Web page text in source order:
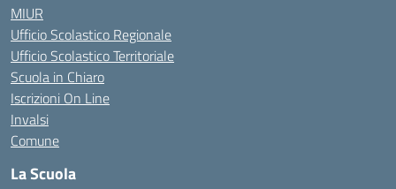
MIUR
Ufficio Scolastico Regionale
Ufficio Scolastico Territoriale
Scuola in Chiaro
Iscrizioni On Line
Invalsi
Comune
La Scuola